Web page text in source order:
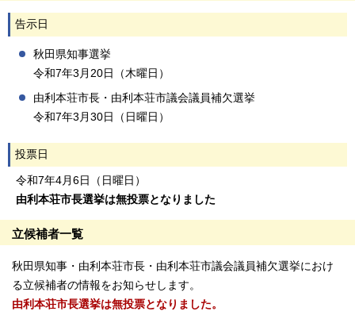
告示日
秋田県知事選挙
令和7年3月20日（木曜日）
由利本荘市長・由利本荘市議会議員補欠選挙
令和7年3月30日（日曜日）
投票日
令和7年4月6日（日曜日）
由利本荘市長選挙は無投票となりました
立候補者一覧
秋田県知事・由利本荘市長・由利本荘市議会議員補欠選挙におけ
る立候補者の情報をお知らせします。
由利本荘市長選挙は無投票となりました。